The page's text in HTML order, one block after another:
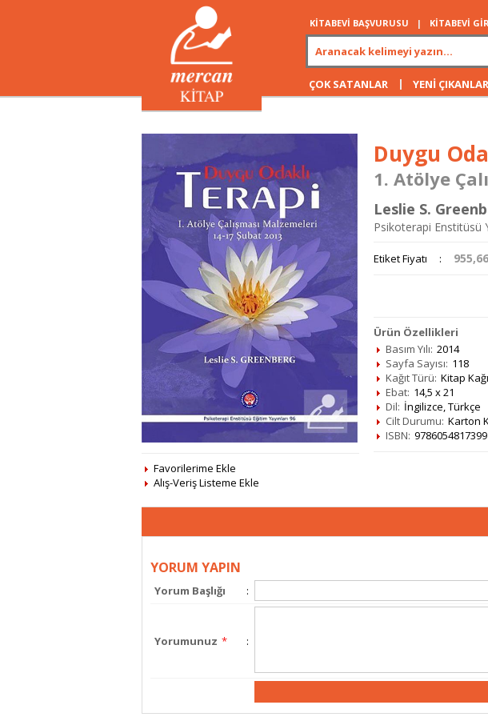
KİTABEVİ BAŞVURUSU | KİTABEVİ
ÇOK SATANLAR | YENİ ÇIKANLAR
Favorilerime Ekle
Alış-Veriş Listeme Ekle
Duygu
1. Atölye
Leslie S.
Psikoterapi Enstitüsü
Etiket Fiyatı : 955,66
Ürün Özellikleri
Basım Yılı: 2014
Sayfa Sayısı: 118
Kağıt Türü: Kitap
Ebat: 14,5 x 21
Dil: İngilizce, Türkçe
Cilt Durumu: Karton
ISBN: 9786054817399
YORUM YAPIN
Yorum Başlığı :
Yorumunuz * :